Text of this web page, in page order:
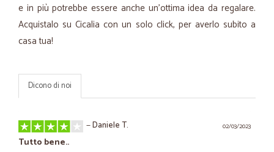
e in più potrebbe essere anche un’ottima idea da regalare.
Acquistalo su Cicalia con un solo click, per averlo subito a
casa tua!
Dicono di noi
02/03/2023
—Daniele T.
Tutto bene..